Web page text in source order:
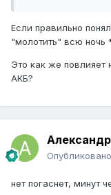
Если правильно
"молотить" всю ночь
Это как же повлияет
АКБ?
Опубликовано
нет погаснет, минут